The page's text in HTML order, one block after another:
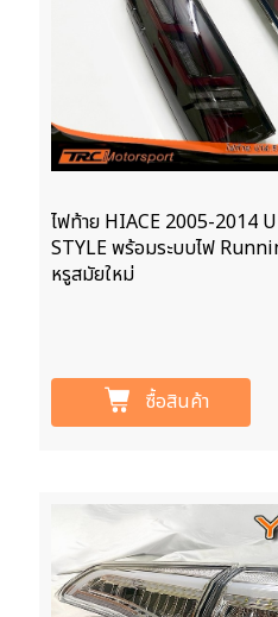
ไฟท้าย HIACE 2005-2014
STYLE พร้อมระบบไฟ
หรูสมัยใหม่
ซื้อสินค้า